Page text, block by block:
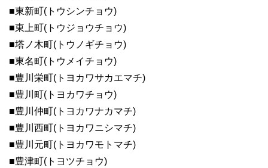
■東新町(トウシンチョウ)
■東上町(トウジョウチョウ)
■塔ノ木町(トウノギチョウ)
■東名町(トウメイチョウ)
■豊川栄町(トヨカワサカエマチ)
■豊川町(トヨカワチョウ)
■豊川仲町(トヨカワナカマチ)
■豊川西町(トヨカワニシマチ)
■豊川元町(トヨカワモトマチ)
■豊津町(トヨツチョウ)